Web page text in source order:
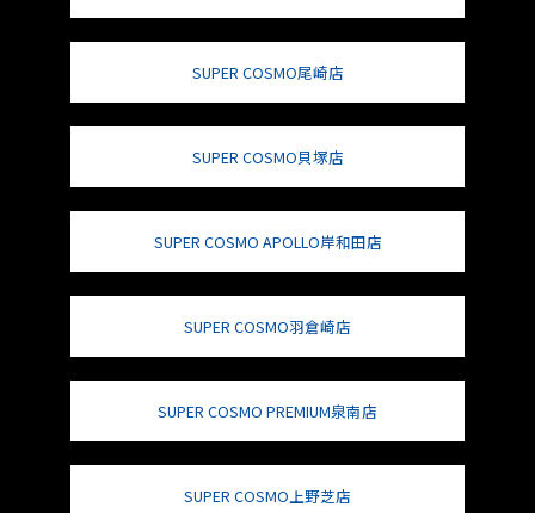
SUPER COSMO尾崎店
SUPER COSMO貝塚店
SUPER COSMO APOLLO岸和田店
SUPER COSMO羽倉崎店
SUPER COSMO PREMIUM泉南店
SUPER COSMO上野芝店